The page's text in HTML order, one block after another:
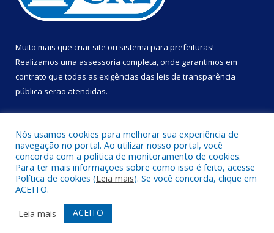
Muito mais que criar site ou sistema para prefeituras!
Realizamos uma assessoria completa, onde garantimos em
contrato que todas as exigências das leis de transparência
pública serão atendidas.
Todos os direitos reservados a Prefeitura Municipal de Portel.
Mapa do Site
Acessar Área Administrativa
Acessar Webmail
Nós usamos cookies para melhorar sua experiência de
navegação no portal. Ao utilizar nosso portal, você
concorda com a política de monitoramento de cookies.
Para ter mais informações sobre como isso é feito, acesse
Política de cookies (Leia mais). Se você concorda, clique em
ACEITO.
Leia mais
ACEITO